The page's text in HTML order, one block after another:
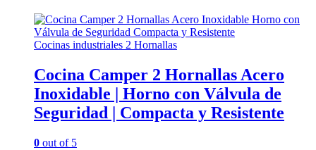
Cocinas industriales 2 Hornallas
Cocina Camper 2 Hornallas Acero
Inoxidable | Horno con Válvula de
Seguridad | Compacta y Resistente
0 out of 5